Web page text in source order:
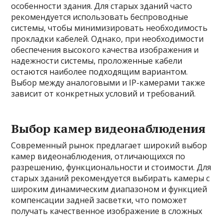
особенности здания. Для старых зданий часто
рекомендуется использовать беспроводные
системы, чтобы минимизировать необходимость
прокладки кабелей. Однако, при необходимости
обеспечения высокого качества изображения и
надежности системы, проложенные кабели
остаются наиболее подходящим вариантом.
Выбор между аналоговыми и IP-камерами также
зависит от конкретных условий и требований.
Выбор камер видеонаблюдения
Современный рынок предлагает широкий выбор
камер видеонаблюдения, отличающихся по
разрешению, функциональности и стоимости. Для
старых зданий рекомендуется выбирать камеры с
широким динамическим диапазоном и функцией
компенсации задней засветки, что поможет
получать качественное изображение в сложных